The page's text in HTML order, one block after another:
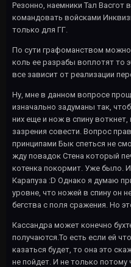
Резонно, наемники Тал Васгот
командовать войсками
только для ГГ.
По сути графоманством
коль ее разрабы воплотят то
все зависит от реализации
Ну, мне в данном вопросе
изначально задуманы так,
них еще и нож в спину
зазрения совести. Вопрос
принципами Бык спеться не
жду повадок Стена который
котенка покормит. Уже было.
Карапуза :D Однако я думаю
уровне, что ножей в спину он
бегства с поля сражения. Но
Кассандра может конечно
получаются.То есть если ей
казаться будет, то она это
не пойдет. И не только потому